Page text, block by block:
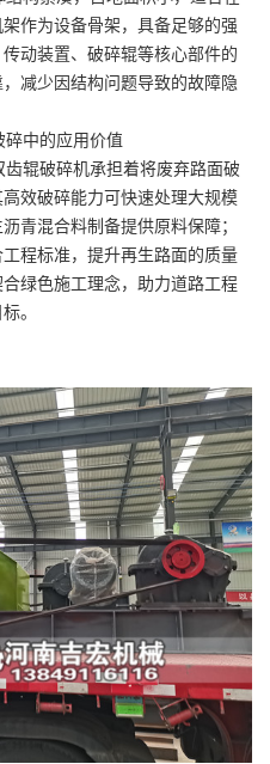
作为设备骨架，具备足够的强
动装置、破碎辊等核心部件的
减少因结构问题导致的故障隐
中的应用价值
辊破碎机承担着将废弃路面破
效破碎能力可快速处理大规模
青混合料制备提供原料保障；
程标准，提升再生路面的质量
绿色施工理念，助力道路工程
。